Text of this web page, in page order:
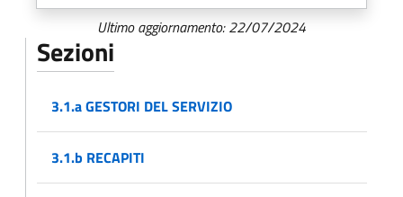
Ultimo aggiornamento: 22/07/2024
Sezioni
3.1.a GESTORI DEL SERVIZIO
3.1.b RECAPITI